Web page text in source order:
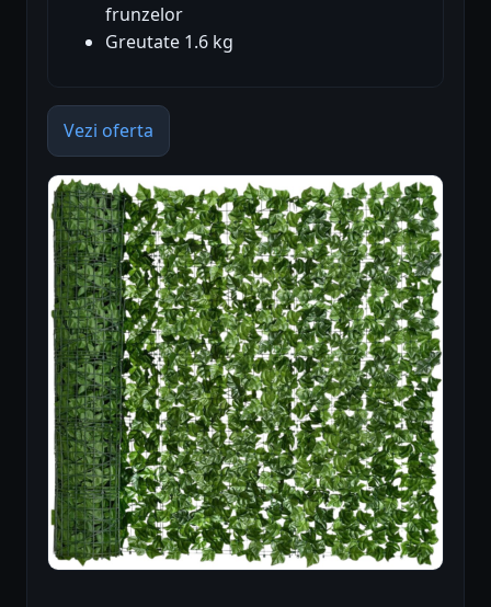
frunzelor
Greutate 1.6 kg
Vezi oferta